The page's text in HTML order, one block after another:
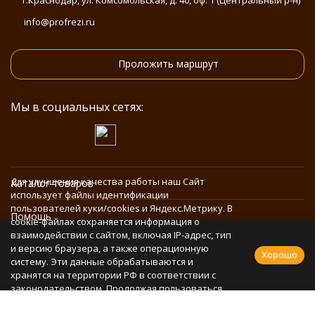
info@profrezi.ru
Проложить маршрут
Мы в социальных сетях:
Каталог товаров
Помощь
Информация
Политика персональных данных
Для улучшения качества работы наш Сайт
использует файлы идентификации
пользователей куки/cookies и Яндекс.Метрику. В
cookie-файлах сохраняется информация о
взаимодействии с сайтом, включая IP-адрес, тип
и версию браузера, а также операционную
систему. Эти данные обрабатываются и
хранятся на территории РФ в соответствии с
законодательством. Продолжая пользоваться
Хорошо